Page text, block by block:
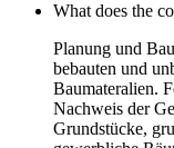
What does the
Planung und
bebauten und
Baumateralien.
Nachweis der
Grundstücke,